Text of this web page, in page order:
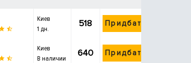
Киев
1 дн.
518 Придбати
Киев
В наличии
640 Придбати